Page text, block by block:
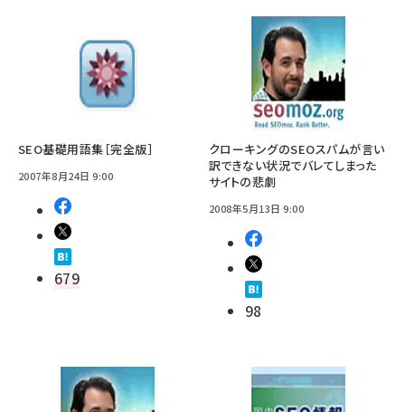
SEO基礎用語集［完全版］
2007年8月24日 9:00
679
クローキングのSEOスパムが言い
訳できない状況でバレてしまった
サイトの悲劇
2008年5月13日 9:00
98